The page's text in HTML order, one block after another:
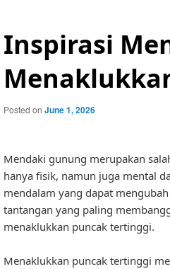
Inspirasi
Posted on June 1, 2026
Mendaki gunung merupakan
hanya fisik, namun juga mental
mendalam yang dapat
tantangan yang paling
menaklukkan puncak tertinggi.
Menaklukkan puncak tertinggi